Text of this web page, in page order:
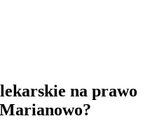
na prawo